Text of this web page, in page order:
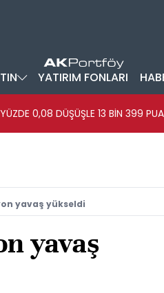
YATIRIM FONLARI
0,08 DÜŞÜŞLE 13 BİN 399
yavaş yükseldi
yavaş